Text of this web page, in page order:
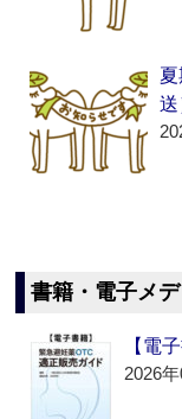
書籍・電子メ
【電
2026